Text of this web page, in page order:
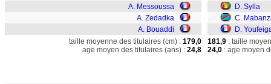
A. Messoussa
A. Zedadka
A. Bouaddi
D. Sylla
C.
D.
taille moyenne des titulaires (cm) : 179,0
age moyen des titulaires (ans) : 24,8
181,9 : taille
24,0 : age moyen